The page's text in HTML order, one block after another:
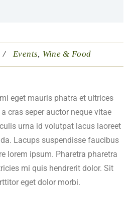
Events Wine & Food
eget mauris phatra et ultrices
cras seper auctor neque vitae
urna id volutpat lacus laoreet
Lacups suspendisse faucibus
lorem ipsum. Pharetra pharetra
mi quis hendrerit dolor. Sit
eget dolor morbi.